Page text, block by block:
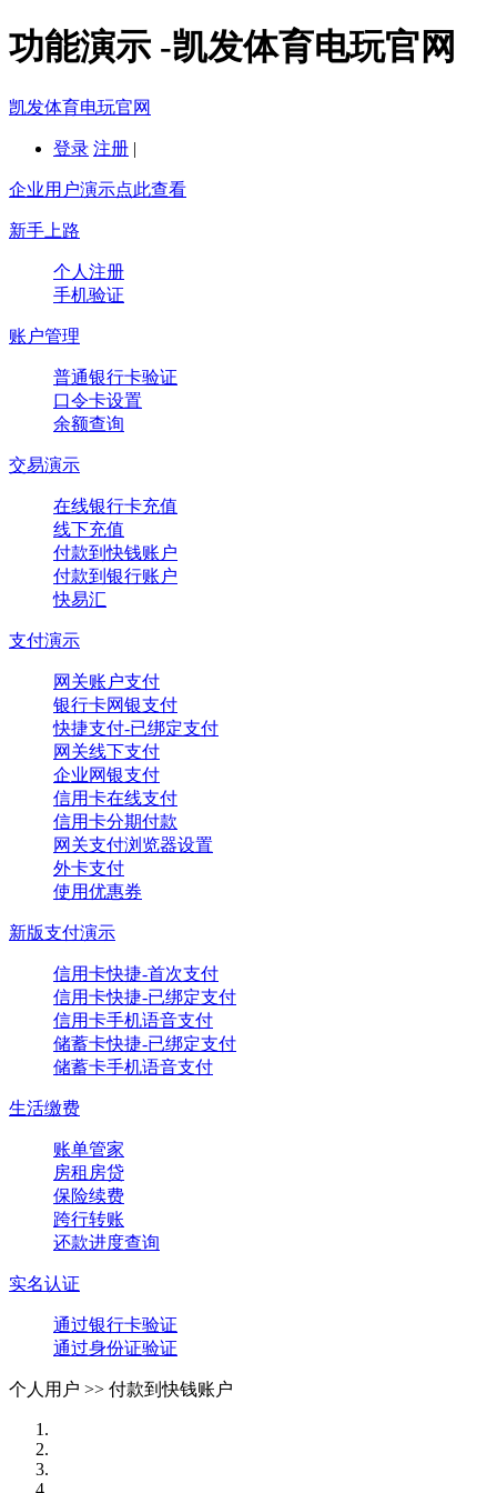
功能演示 -凯发体育电玩官网
凯发体育电玩官网
登录 注册 |
企业用户演示点此查看
新手上路
个人注册
手机验证
账户管理
普通银行卡验证
口令卡设置
余额查询
交易演示
在线银行卡充值
线下充值
付款到快钱账户
付款到银行账户
快易汇
支付演示
网关账户支付
银行卡网银支付
快捷支付-已绑定支付
网关线下支付
企业网银支付
信用卡在线支付
信用卡分期付款
网关支付浏览器设置
外卡支付
使用优惠券
新版支付演示
信用卡快捷-首次支付
信用卡快捷-已绑定支付
信用卡手机语音支付
储蓄卡快捷-已绑定支付
储蓄卡手机语音支付
生活缴费
账单管家
房租房贷
保险续费
跨行转账
还款进度查询
实名认证
通过银行卡验证
通过身份证验证
个人用户 >> 付款到快钱账户